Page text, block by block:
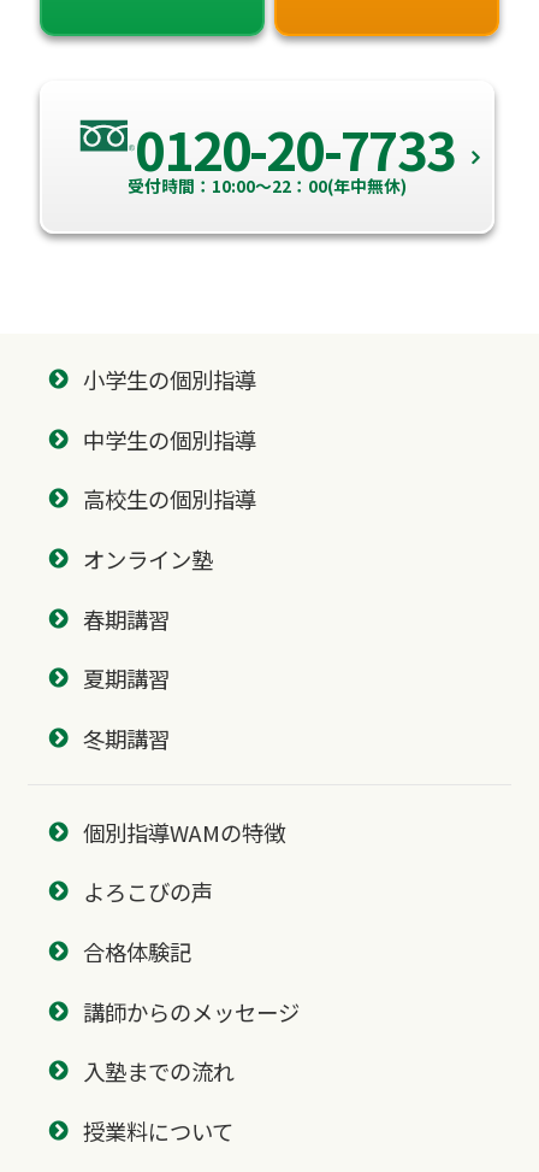
0120-20-7733
受付時間：10:00～22：00(年中無休)
小学生の個別指導
中学生の個別指導
高校生の個別指導
オンライン塾
春期講習
夏期講習
冬期講習
個別指導WAMの特徴
よろこびの声
合格体験記
講師からのメッセージ
入塾までの流れ
授業料について